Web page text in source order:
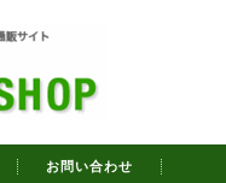
お問い合わせ